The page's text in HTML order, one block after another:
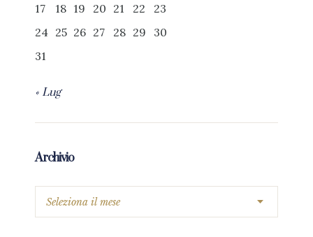
17
18 19 20 21 22
23
24 25 26 27 28 29
30
31
« Lug
Archivio